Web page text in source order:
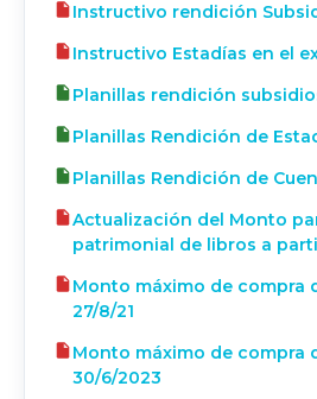
Instructivo rendición
Instructivo Estadías en el
Planillas rendición
Planillas Rendición de
Planillas Rendición de
Actualización del Monto
patrimonial de libros a
Monto máximo de compra
27/8/21
Monto máximo de compra
30/6/2023